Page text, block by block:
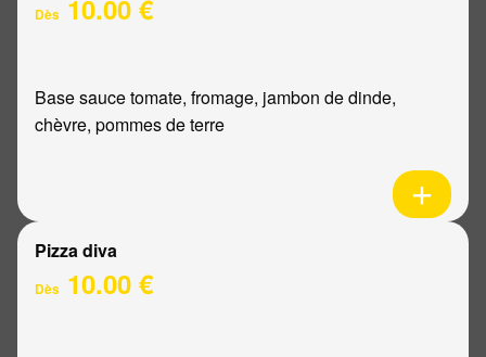
Dès 10.00 €
Base sauce tomate, fromage, jambon de dinde,
chèvre, pommes de terre
Pizza diva
Dès 10.00 €